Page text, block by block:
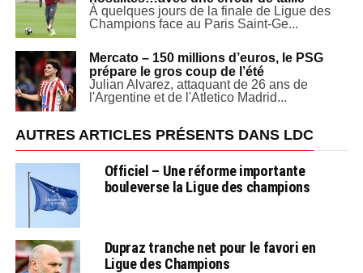
À quelques jours de la finale de Ligue des
Champions face au Paris Saint-Ge...
Mercato – 150 millions d’euros, le PSG
prépare le gros coup de l’été
Julian Alvarez, attaquant de 26 ans de
l'Argentine et de l'Atletico Madrid...
AUTRES ARTICLES PRÉSENTS DANS LDC
Officiel – Une réforme importante
bouleverse la Ligue des champions
Dupraz tranche net pour le favori en
Ligue des Champions